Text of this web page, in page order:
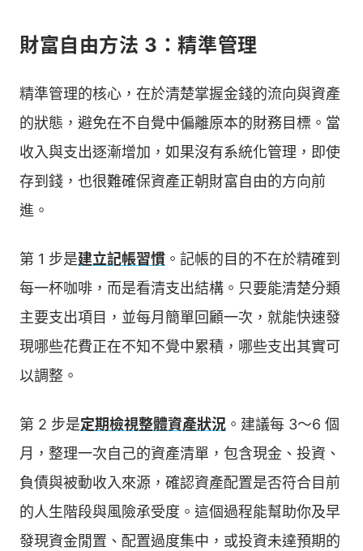
財富自由方法 3：精準管理
精準管理的核心，在於清楚掌握金錢的流向與資產
的狀態，避免在不自覺中偏離原本的財務目標。當
收入與支出逐漸增加，如果沒有系統化管理，即使
存到錢，也很難確保資產正朝財富自由的方向前
進。
第 1 步是建立記帳習慣 。記帳的目的不在於精確到
每一杯咖啡，而是看清支出結構。只要能清楚分類
主要支出項目，並每月簡單回顧一次，就能快速發
現哪些花費正在不知不覺中累積，哪些支出其實可
以調整。
第 2 步是定期檢視整體資產狀況 。建議每 3～6 個
月，整理一次自己的資產清單，包含現金、投資、
負債與被動收入來源，確認資產配置是否符合目前
的人生階段與風險承受度。這個過程能幫助你及早
發現資金閒置、配置過度集中，或投資未達預期的